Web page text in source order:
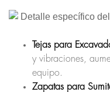
Tejas para
y vibraciones,
equipo.
Zapatas para